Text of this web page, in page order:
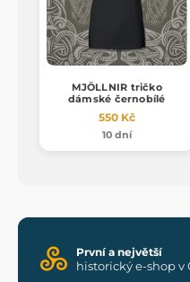
MJÖLLNIR tričko
dámské černobílé
550 Kč
10 dní
První a největší
historický e-shop v